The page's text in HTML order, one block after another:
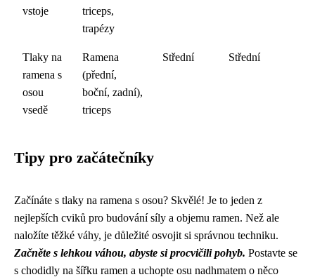
vstoje
triceps,
trapézy
Tlaky na
ramena s
osou
vsedě
Ramena
(přední,
boční, zadní),
triceps
Střední Střední
Tipy pro začátečníky
Začínáte s tlaky na ramena s osou? Skvělé! Je to jeden z
nejlepších cviků pro budování síly a objemu ramen. Než ale
naložíte těžké váhy, je důležité osvojit si správnou techniku.
Začněte s lehkou váhou, abyste si procvičili pohyb. Postavte se
s chodidly na šířku ramen a uchopte osu nadhmatem o něco